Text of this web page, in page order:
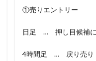
①売りエントリー
日足 … 押し目候補に
4時間足 … 戻り売り